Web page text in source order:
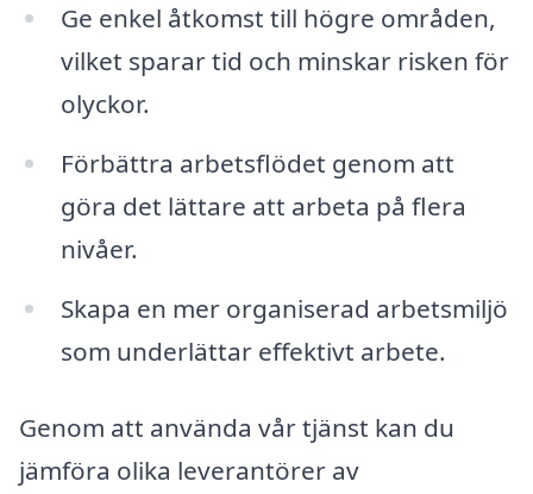
Ge enkel åtkomst till högre områden,
vilket sparar tid och minskar risken för
olyckor.
Förbättra arbetsflödet genom att
göra det lättare att arbeta på flera
nivåer.
Skapa en mer organiserad arbetsmiljö
som underlättar effektivt arbete.
Genom att använda vår tjänst kan du
jämföra olika leverantörer av